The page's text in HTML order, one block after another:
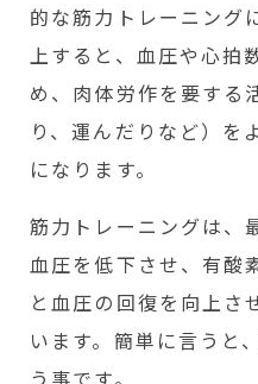
的な筋力トレーニング
上すると、血圧や心拍
め、肉体労作を要する
り、運んだりなど）を
になります。
筋力トレーニングは、
血圧を低下させ、有酸
と血圧の回復を向上さ
います。簡単に言うと
う事です。